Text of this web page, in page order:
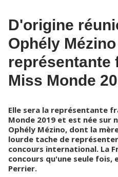
D'origine
Ophély
représentante
Miss Monde
Elle sera la représentante
Monde 2019 et est née sur
Ophély Mézino, dont la
lourde tache de
concours international. La
concours qu'une seule fois,
Perrier.